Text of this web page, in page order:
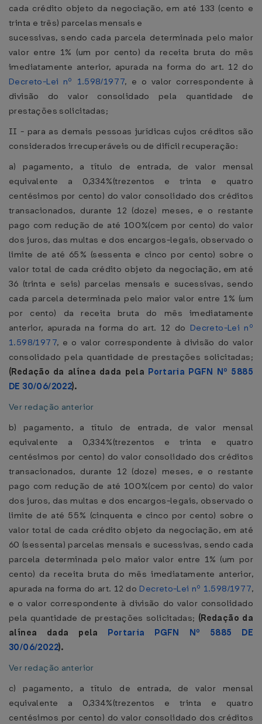
cada crédito objeto da negociação, em até 133 (cento e
trinta e três) parcelas mensais e
sucessivas, sendo cada parcela determinada pelo maior
valor entre 1% (um por cento) da receita bruta do mês
imediatamente anterior, apurada na forma do art. 12 do
Decreto-Lei nº 1.598/1977, e o valor correspondente à
divisão do valor consolidado pela quantidade de
prestações solicitadas;
II - para as demais pessoas jurídicas cujos créditos são
considerados irrecuperáveis ou de difícil recuperação:
a) pagamento, a título de entrada, de valor mensal
equivalente a 0,334%(trezentos e trinta e quatro
centésimos por cento) do valor consolidado dos créditos
transacionados, durante 12 (doze) meses, e o restante
pago com redução de até 100%(cem por cento) do valor
dos juros, das multas e dos encargos-legais, observado o
limite de até 65% (sessenta e cinco por cento) sobre o
valor total de cada crédito objeto da negociação, em até
36 (trinta e seis) parcelas mensais e sucessivas, sendo
cada parcela determinada pelo maior valor entre 1% (um
por cento) da receita bruta do mês imediatamente
anterior, apurada na forma do art. 12 do Decreto-Lei nº
1.598/1977, e o valor correspondente à divisão do valor
consolidado pela quantidade de prestações solicitadas;
(Redação da alínea dada pela Portaria PGFN Nº 5885
DE 30/06/2022).
Ver redação anterior
b) pagamento, a título de entrada, de valor mensal
equivalente a 0,334%(trezentos e trinta e quatro
centésimos por cento) do valor consolidado dos créditos
transacionados, durante 12 (doze) meses, e o restante
pago com redução de até 100%(cem por cento) do valor
dos juros, das multas e dos encargos-legais, observado o
limite de até 55% (cinquenta e cinco por cento) sobre o
valor total de cada crédito objeto da negociação, em até
60 (sessenta) parcelas mensais e sucessivas, sendo cada
parcela determinada pelo maior valor entre 1% (um por
cento) da receita bruta do mês imediatamente anterior,
apurada na forma do art. 12 do Decreto-Lei nº 1.598/1977,
e o valor correspondente à divisão do valor consolidado
pela quantidade de prestações solicitadas; (Redação da
alínea dada pela Portaria PGFN Nº 5885 DE
30/06/2022).
Ver redação anterior
c) pagamento, a título de entrada, de valor mensal
equivalente a 0,334%(trezentos e trinta e quatro
centésimos por cento) do valor consolidado dos créditos